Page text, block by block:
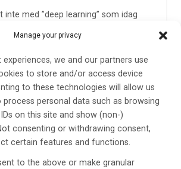
Manage your privacy
we and our partners use
to store and/or access device
to these technologies will allow us
personal data such as browsing
on this site and show (non-)
consenting or withdrawing consent,
certain features and functions.
to the above or make granular
inte med ”deep learning” som idag
smalt område. För att bygga en
med en sådan kapacitet, krävs det
ett komplett kognitivt system där alla
är ihopkopplade med varandra,
vid Malmö universitet.